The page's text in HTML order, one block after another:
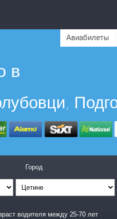
Авиабилеты
в
Город
водителя между 25-70 лет